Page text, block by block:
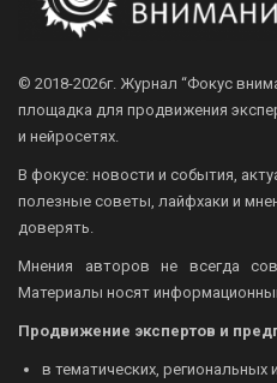
© 2018-2026г. Журнал “Фокус
площадка для продвижения
и нейросетях.
В фокусе: новости и события,
полезные советы, лайфхаки и
доверять.
Мнения авторов не всегда
Материалы носят
Продвижение экспертов и
в тематических,